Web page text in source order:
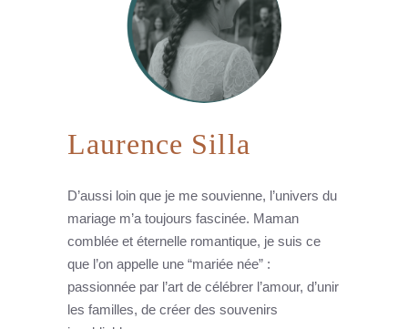
Laurence Silla
D’aussi loin que je me souvienne, l’univers du
mariage m’a toujours fascinée. Maman
comblée et éternelle romantique, je suis ce
que l’on appelle une “mariée née” :
passionnée par l’art de célébrer l’amour, d’unir
les familles, de créer des souvenirs